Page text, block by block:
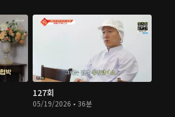
127회
05/19/2026 • 36분